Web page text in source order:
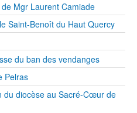
Mgr Laurent Camiade
Saint-Benoît du Haut Quercy
du ban des vendanges
Pelras
du diocèse au Sacré-Cœur de